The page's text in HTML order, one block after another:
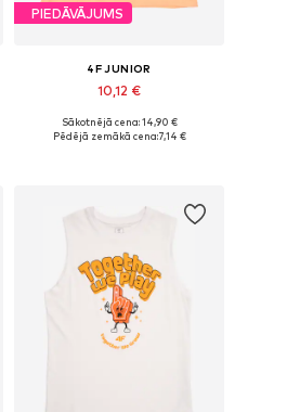
PIEDĀVĀJUMS
4F JUNIOR
10,12 €
Pieejamie izmēri: 152, 158, 164
Sākotnējā cena: 14,90 €
Pēdējā zemākā cena:7,14 €